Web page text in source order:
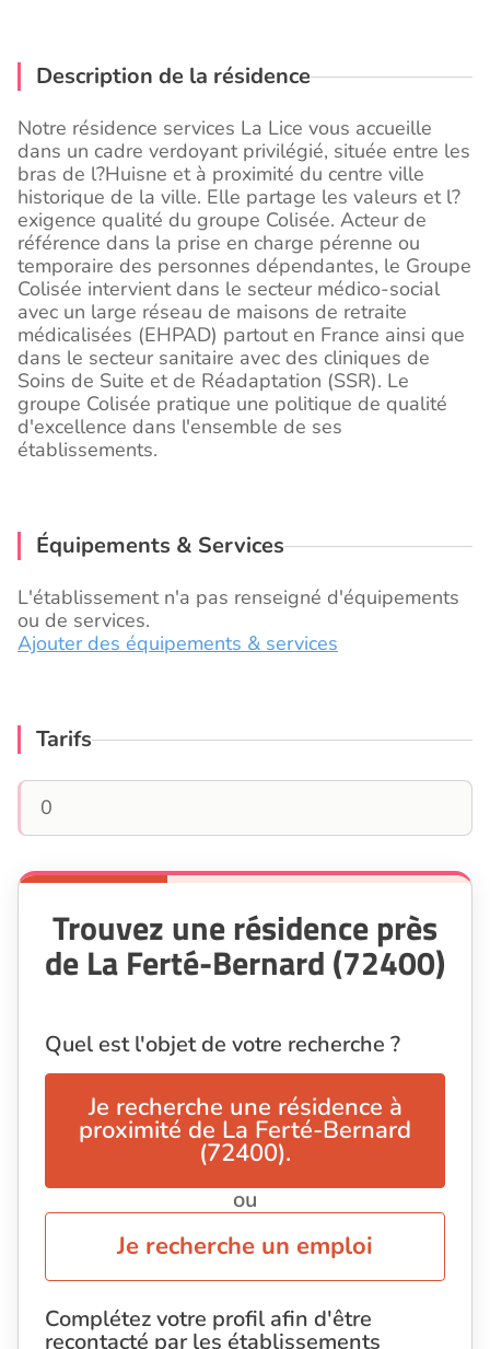
Description de la résidence
Notre résidence services La Lice vous accueille
dans un cadre verdoyant privilégié, située entre les
bras de l?Huisne et à proximité du centre ville
historique de la ville. Elle partage les valeurs et l?
exigence qualité du groupe Colisée. Acteur de
référence dans la prise en charge pérenne ou
temporaire des personnes dépendantes, le Groupe
Colisée intervient dans le secteur médico-social
avec un large réseau de maisons de retraite
médicalisées (EHPAD) partout en France ainsi que
dans le secteur sanitaire avec des cliniques de
Soins de Suite et de Réadaptation (SSR). Le
groupe Colisée pratique une politique de qualité
d'excellence dans l'ensemble de ses
établissements.
Équipements & Services
L'établissement n'a pas renseigné d'équipements
ou de services.
Ajouter des équipements & services
Tarifs
0
Trouvez une résidence près
de La Ferté-Bernard (72400)
Quel est l'objet de votre recherche ?
Je recherche une résidence à
proximité de La Ferté-Bernard
(72400).
ou
Je recherche un emploi
Complétez votre profil afin d'être
recontacté par les établissements